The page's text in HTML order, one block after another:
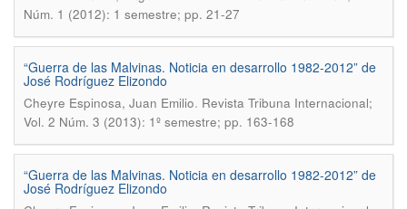
Núm. 1 (2012): 1 semestre; pp. 21-27
“Guerra de las Malvinas. Noticia en desarrollo 1982-2012” de
José Rodríguez Elizondo
Cheyre Espinosa, Juan Emilio. Revista Tribuna Internacional;
Vol. 2 Núm. 3 (2013): 1º semestre; pp. 163-168
“Guerra de las Malvinas. Noticia en desarrollo 1982-2012” de
José Rodríguez Elizondo